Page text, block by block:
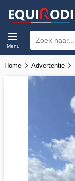
Menu
Home Advertentie